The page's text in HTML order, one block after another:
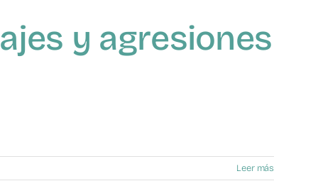
y agresiones
Leer más